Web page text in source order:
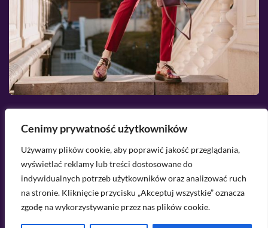
Cenimy prywatność użytkowników
Używamy plików cookie, aby poprawić jakość przeglądania,
wyświetlać reklamy lub treści dostosowane do
indywidualnych potrzeb użytkowników oraz analizować ruch
na stronie. Kliknięcie przycisku „Akceptuj wszystkie” oznacza
zgodę na wykorzystywanie przez nas plików cookie.
Jakie buty pasują do cygaretek? Przegląd
najlepszych modeli
Masz pytanie? Napisz do mnie na
kontakt@lekkowear.pl